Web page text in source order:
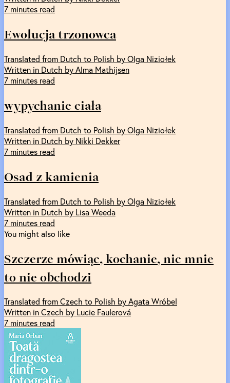
7 minutes read
Ewolucja trzonowca
Translated from Dutch to Polish by Olga Niziołek
Written in Dutch by Alma Mathijsen
7 minutes read
wypychanie ciała
Translated from Dutch to Polish by Olga Niziołek
Written in Dutch by Nikki Dekker
7 minutes read
Osad z kamienia
Translated from Dutch to Polish by Olga Niziołek
Written in Dutch by Lisa Weeda
7 minutes read
You might also like
Szczerze mówiąc, kochanie, nic mnie
to nie obchodzi
Translated from Czech to Polish by Agata Wróbel
Written in Czech by Lucie Faulerová
7 minutes read